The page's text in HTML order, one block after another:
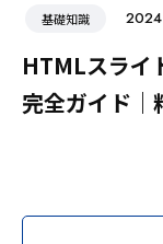
基礎知識
HTMLスライ
完全ガイド｜